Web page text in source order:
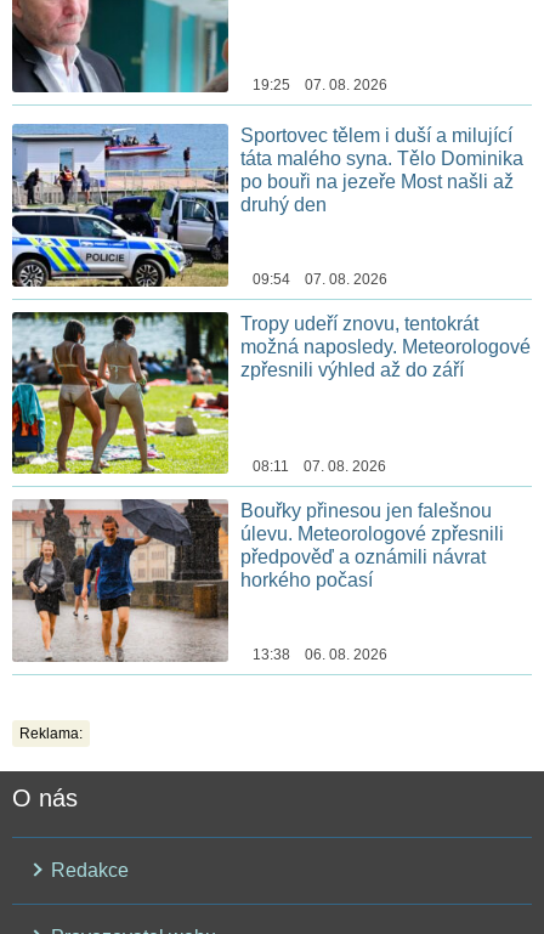
19:25 07. 08. 2026
Sportovec tělem i duší a milující
táta malého syna. Tělo Dominika
po bouři na jezeře Most našli až
druhý den
09:54 07. 08. 2026
Tropy udeří znovu, tentokrát
možná naposledy. Meteorologové
zpřesnili výhled až do září
08:11 07. 08. 2026
Bouřky přinesou jen falešnou
úlevu. Meteorologové zpřesnili
předpověď a oznámili návrat
horkého počasí
13:38 06. 08. 2026
Reklama:
O nás
Redakce